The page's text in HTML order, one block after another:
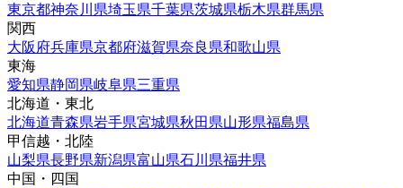
東京都神奈川県埼玉県千葉県茨城県栃木県群馬県
関西
大阪府兵庫県京都府滋賀県奈良県和歌山県
東海
愛知県静岡県岐阜県三重県
北海道・東北
北海道青森県岩手県宮城県秋田県山形県福島県
甲信越・北陸
山梨県長野県新潟県富山県石川県福井県
中国・四国